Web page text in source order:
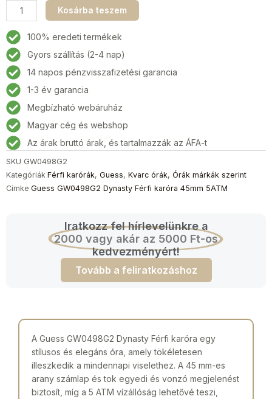
Guess
GW0498G2
Dynasty
Férfi
karóra
45mm
5ATM
mennyiség
Kosárba teszem
100% eredeti termékek
Gyors szállítás (2-4 nap)
14 napos pénzvisszafizetési garancia
1-3 év garancia
Megbízható webáruház
Magyar cég és webshop
Az árak bruttó árak, és tartalmazzák az ÁFA-t
SKU GW0498G2
Kategóriák Férfi karórák, Guess, Kvarc órák, Órák márkák szerint
Címke Guess GW0498G2 Dynasty Férfi karóra 45mm 5ATM
Iratkozz fel hírlevelünkre a
2000 vagy akár az 5000 Ft-os
kedvezményért!
Tovább a feliratkozáshoz
A Guess GW0498G2 Dynasty Férfi karóra egy
stílusos és elegáns óra, amely tökéletesen
illeszkedik a mindennapi viselethez. A 45 mm-es
arany számlap és tok egyedi és vonzó megjelenést
biztosít, míg a 5 ATM vízállóság lehetővé teszi,